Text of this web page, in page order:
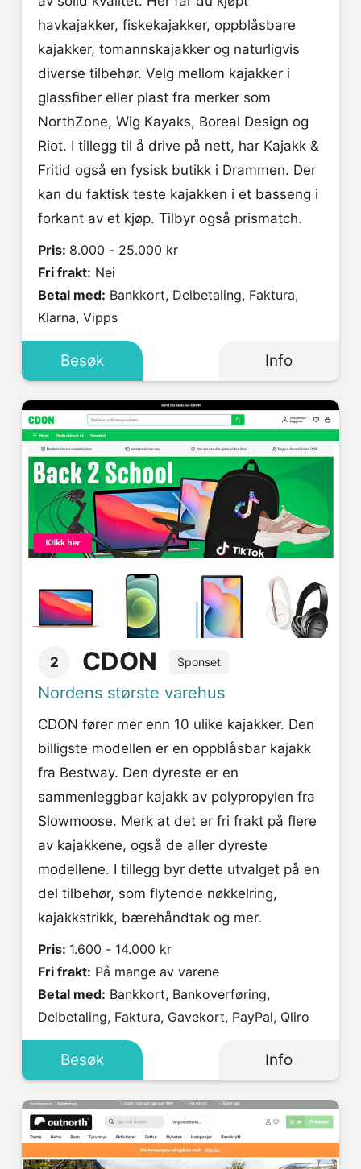
havkajakker, fiskekajakker, oppblåsbare
kajakker, tomannskajakker og naturligvis
diverse tilbehør. Velg mellom kajakker i
glassfiber eller plast fra merker som
NorthZone, Wig Kayaks, Boreal Design og
Riot. I tillegg til å drive på nett, har Kajakk &
Fritid også en fysisk butikk i Drammen. Der
kan du faktisk teste kajakken i et basseng i
forkant av et kjøp. Tilbyr også prismatch.
Pris: 8.000 - 25.000 kr
Fri frakt: Nei
Betal med:
Klarna, Vipps
Besøk Info
2 CDON Sponset
Nordens største varehus
CDON fører mer enn 10 ulike kajakker. Den
billigste modellen er en oppblåsbar kajakk
fra Bestway. Den dyreste er en
sammenleggbar kajakk av polypropylen fra
Slowmoose. Merk at det er fri frakt på flere
av kajakkene, også de aller dyreste
modellene. I tillegg byr dette utvalget på en
del tilbehør, som flytende nøkkelring,
kajakkstrikk, bærehåndtak og mer.
Pris: 1.600 - 14.000 kr
Fri frakt: På mange av varene
Betal med:
Delbetaling, Faktura, Gavekort, PayPal, Qliro
Besøk Info